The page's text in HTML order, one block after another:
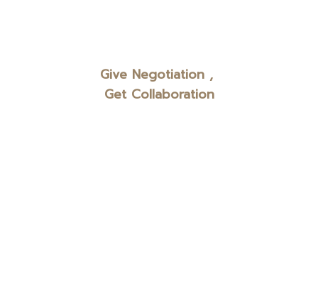
Give Negotiation ,
Get Collaboration